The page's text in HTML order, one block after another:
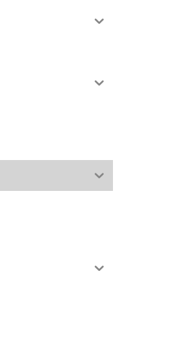
5. novembra 2021